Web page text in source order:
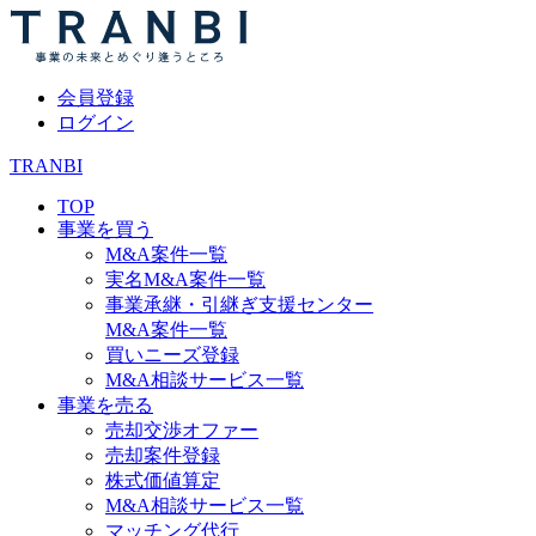
会員登録
ログイン
TRANBI
TOP
事業を買う
M&A案件一覧
実名M&A案件一覧
事業承継・引継ぎ支援センター
M&A案件一覧
買いニーズ登録
M&A相談サービス一覧
事業を売る
売却交渉オファー
売却案件登録
株式価値算定
M&A相談サービス一覧
マッチング代行